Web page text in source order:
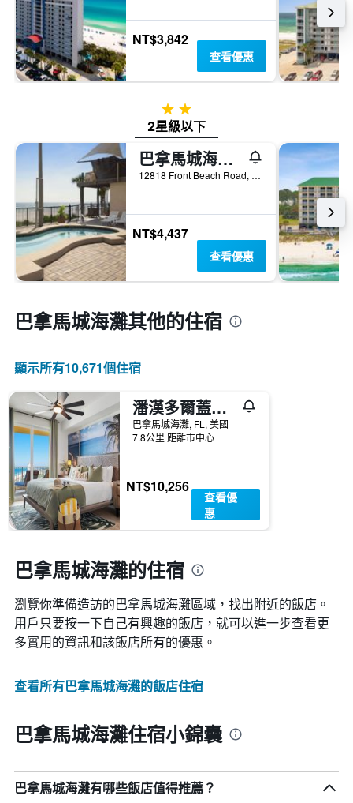
NT$3,842
查看優惠
2星級
2星級以下
巴拿馬城海灘戴斯酒店 - 巴拿馬市海灘
12818 Front Beach Road, 巴拿馬城海灘, FL, 美國
NT$4,437
查看優惠
巴拿馬城海灘​其他的住宿
顯示所有10,671​個住宿
潘漢多爾蓋特威卡里普索渡假村 - 巴拿馬市海灘
巴拿馬城海灘, FL, 美國
7.8公里 距離市中心
NT$10,256
查看優
惠
巴拿馬城海灘的住宿
瀏覽你準備造訪的巴拿馬城海灘區域，找出附近的飯店。
用戶只要按一下自己有興趣的飯店，就可以進一步查看更
多實用的資訊和該飯店所有的優惠。
查看所有巴拿馬城海灘​的飯店住宿
巴拿馬城海灘住宿小錦囊
巴拿馬城海灘有哪些飯店值得推薦？